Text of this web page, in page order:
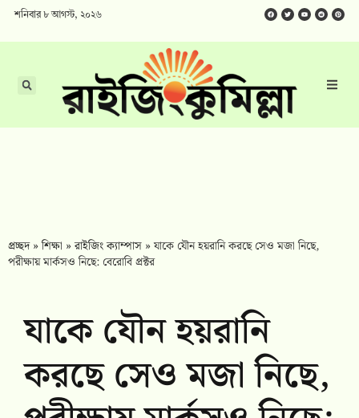
শনিবার ৮ আগস্ট, ২০২৬
প্রচ্ছদ»শিক্ষা »রাইজিং ক্যাম্পাস »যাকে যৌন হয়রানি করছে সেও মজা নিছে,
পরীক্ষায় মার্কসও নিছে: বেরোবি প্রক্টর
যাকে যৌন হয়রানি
করছে সেও মজা নিছে,